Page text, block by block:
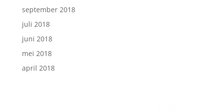
september 2018
juli 2018
juni 2018
mei 2018
april 2018